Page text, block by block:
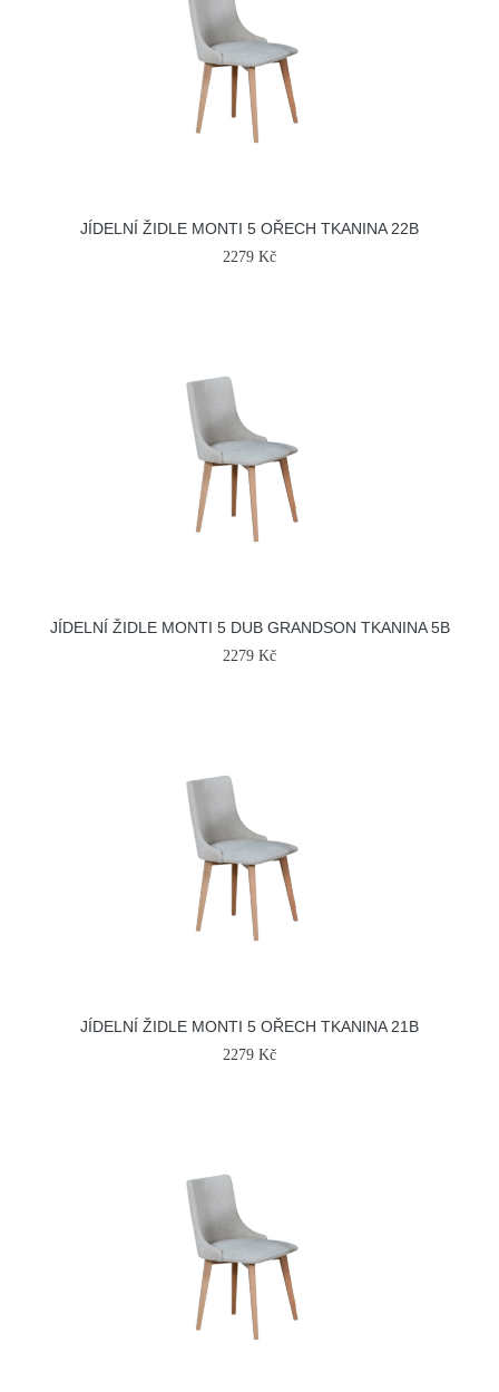
JÍDELNÍ ŽIDLE MONTI 5 OŘECH TKANINA 22B
2279 Kč
JÍDELNÍ ŽIDLE MONTI 5 DUB GRANDSON TKANINA 5B
2279 Kč
JÍDELNÍ ŽIDLE MONTI 5 OŘECH TKANINA 21B
2279 Kč